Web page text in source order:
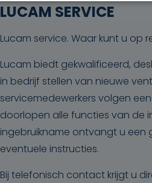
LUCAM SERVICE
Lucam service. Waar kunt u op
Lucam biedt gekwalificeerd,
in bedrijf stellen van nieuwe
servicemedewerkers volgen
doorlopen alle functies van de
ingebruikname ontvangt u een
eventuele instructies.
Bij telefonisch contact krijgt u